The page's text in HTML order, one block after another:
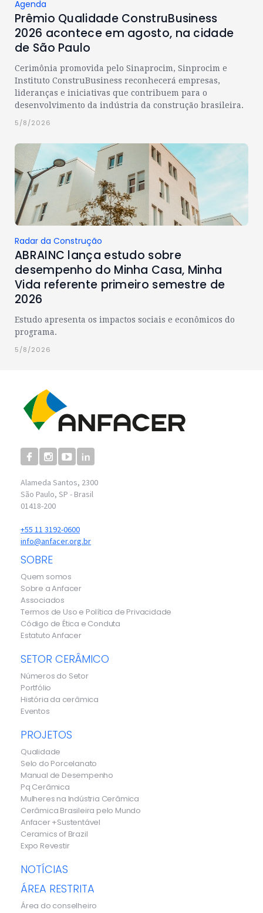
Agenda
Prêmio Qualidade ConstruBusiness
2026 acontece em agosto, na cidade
de São Paulo
Cerimônia promovida pelo Sinaprocim, Sinprocim e
Instituto ConstruBusiness reconhecerá empresas,
lideranças e iniciativas que contribuem para o
desenvolvimento da indústria da construção brasileira.
5/8/2026
Radar da Construção
ABRAINC lança estudo sobre
desempenho do Minha Casa, Minha
Vida referente primeiro semestre de
2026
Estudo apresenta os impactos sociais e econômicos do
programa.
5/8/2026
Alameda Santos, 2300
São Paulo, SP - Brasil
01418-200
+55 11 3192-0600
info@anfacer.org.br
SOBRE
Quem somos
Sobre a Anfacer
Associados
Termos de Uso e Política de Privacidade
Código de Ética e Conduta
Estatuto Anfacer
SETOR CERÂMICO
Números do Setor
Portfólio
História da cerâmica
Eventos
PROJETOS
Qualidade
Selo do Porcelanato
Manual de Desempenho
Pq Cerâmica
Mulheres na Indústria Cerâmica
Cerâmica Brasileira pelo Mundo
Anfacer +Sustentável
Ceramics of Brazil
Expo Revestir
NOTÍCIAS
ÁREA RESTRITA
Área do conselheiro